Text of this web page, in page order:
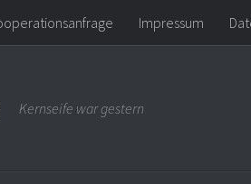
Impressum
Kernseife war gestern